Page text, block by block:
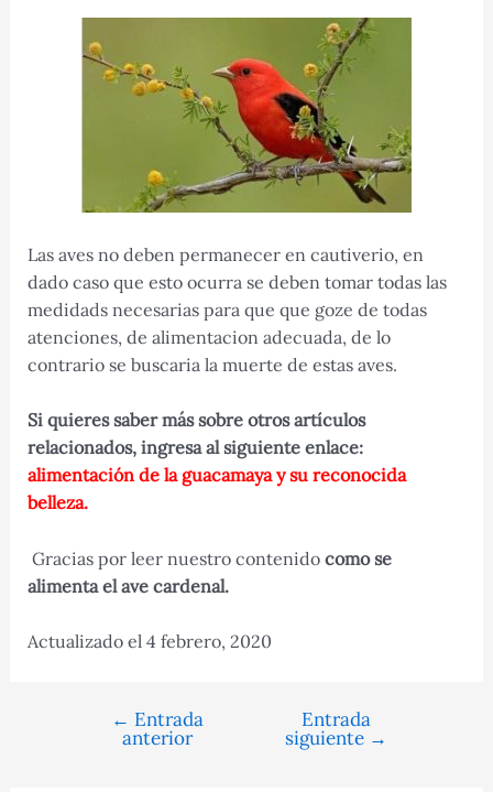
Las aves no deben permanecer en cautiverio, en
dado caso que esto ocurra se deben tomar todas las
medidads necesarias para que que goze de todas
atenciones, de alimentacion adecuada, de lo
contrario se buscaria la muerte de estas aves.
Si quieres saber más sobre otros artículos
relacionados, ingresa al siguiente enlace:
alimentación de la guacamaya y su reconocida
belleza.
Gracias por leer nuestro contenido como se
alimenta el ave cardenal.
Actualizado el 4 febrero, 2020
Navegación
← Entrada
anterior
Entrada
siguiente →